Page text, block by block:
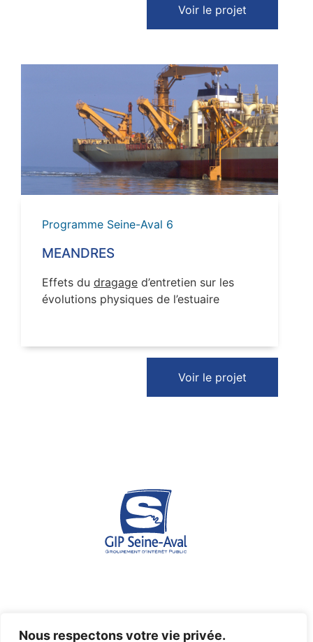
Nous respectons votre vie privée.
Voir le projet
VOIR
Programme Seine-Aval 6
MEANDRES
Effets du dragage d’entretien sur les
évolutions physiques de l’estuaire
Voir le projet
Espace des marégraphes - Quai de Boisguilbert - 76176